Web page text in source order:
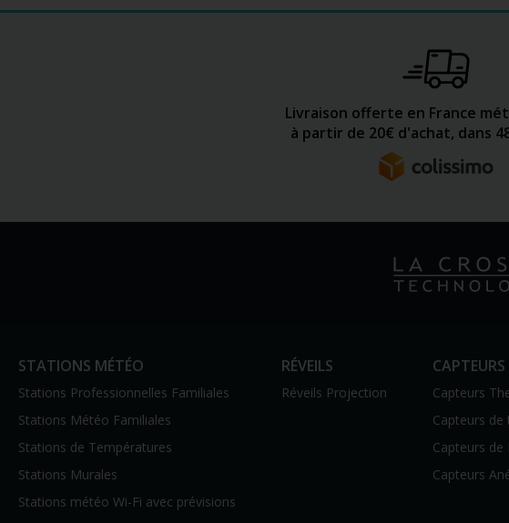
Livraison offerte en France
à partir de 20€ d'achat, dans
STATIONS MÉTÉO
Stations Professionnelles Familiales
Stations Météo Familiales
Stations de Températures
Stations Murales
Stations météo Wi-Fi avec prévisions
RÉVEILS
Réveils Projection
CAPTEURS
Capteurs
Capteurs
Capteurs de
Capteurs